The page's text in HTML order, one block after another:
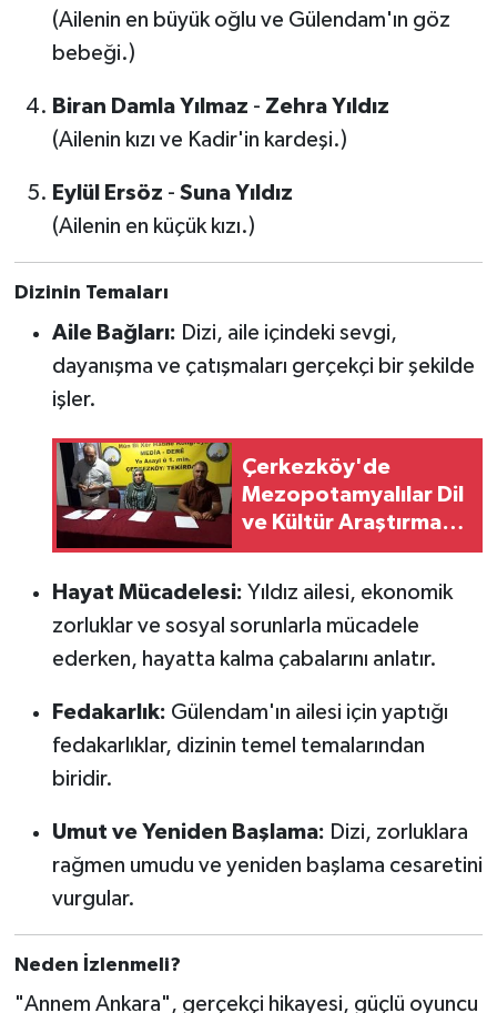
(Ailenin en büyük oğlu ve Gülendam'ın göz
bebeği.)
Biran Damla Yılmaz - Zehra Yıldız
(Ailenin kızı ve Kadir'in kardeşi.)
Eylül Ersöz - Suna Yıldız
(Ailenin en küçük kızı.)
Dizinin Temaları
Aile Bağları: Dizi, aile içindeki sevgi,
dayanışma ve çatışmaları gerçekçi bir şekilde
işler.
Çerkezköy'de
Mezopotamyalılar Dil
ve Kültür Araştırma
ve Geliştirme
kongresini yaptı
Hayat Mücadelesi: Yıldız ailesi, ekonomik
zorluklar ve sosyal sorunlarla mücadele
ederken, hayatta kalma çabalarını anlatır.
Fedakarlık: Gülendam'ın ailesi için yaptığı
fedakarlıklar, dizinin temel temalarından
biridir.
Umut ve Yeniden Başlama: Dizi, zorluklara
rağmen umudu ve yeniden başlama cesaretini
vurgular.
Neden İzlenmeli?
"Annem Ankara", gerçekçi hikayesi, güçlü oyuncu